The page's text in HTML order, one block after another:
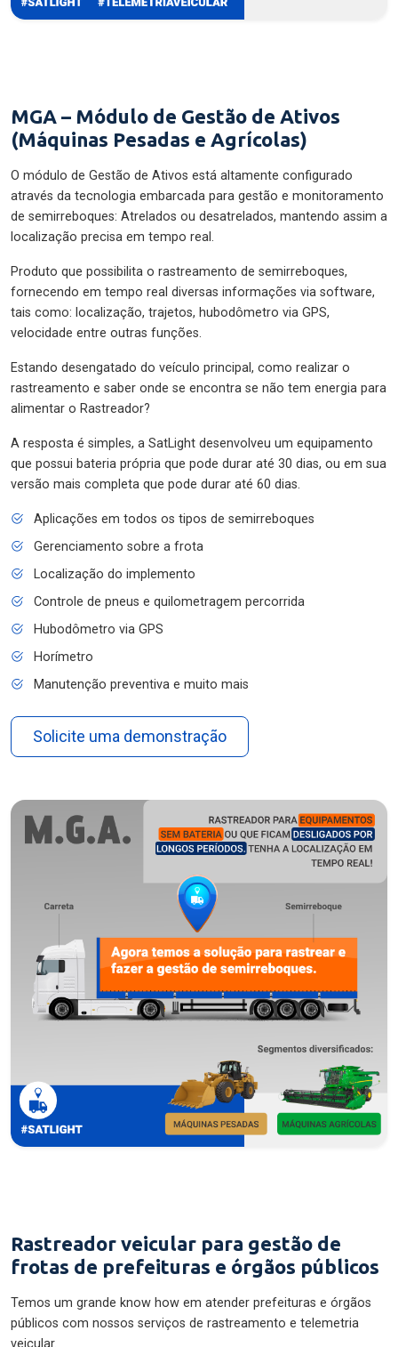
MGA – Módulo de Gestão de Ativos
(Máquinas Pesadas e Agrícolas)
O módulo de Gestão de Ativos está altamente configurado
através da tecnologia embarcada para gestão e monitoramento
de semirreboques: Atrelados ou desatrelados, mantendo assim a
localização precisa em tempo real.
Produto que possibilita o rastreamento de semirreboques,
fornecendo em tempo real diversas informações via software,
tais como: localização, trajetos, hubodômetro via GPS,
velocidade entre outras funções.
Estando desengatado do veículo principal, como realizar o
rastreamento e saber onde se encontra se não tem energia para
alimentar o Rastreador?
A resposta é simples, a SatLight desenvolveu um equipamento
que possui bateria própria que pode durar até 30 dias, ou em sua
versão mais completa que pode durar até 60 dias.
Aplicações em todos os tipos de semirreboques
Gerenciamento sobre a frota
Localização do implemento
Controle de pneus e quilometragem percorrida
Hubodômetro via GPS
Horímetro
Manutenção preventiva e muito mais
Solicite uma demonstração
Rastreador veicular para gestão de
frotas de prefeituras e órgãos públicos
Temos um grande know how em atender prefeituras e órgãos
públicos com nossos serviços de rastreamento e telemetria
veicular.